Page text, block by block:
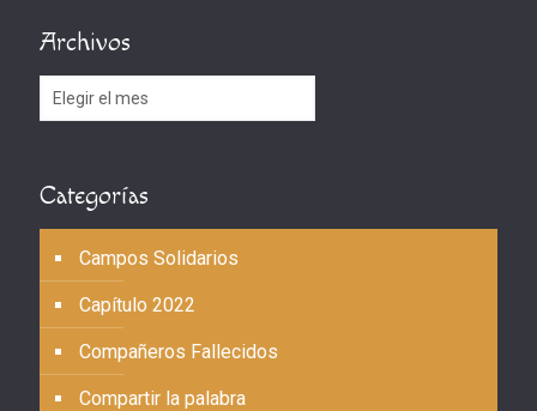
Archivos
Archivos
Categorías
Campos Solidarios
Capítulo 2022
Compañeros Fallecidos
Compartir la palabra